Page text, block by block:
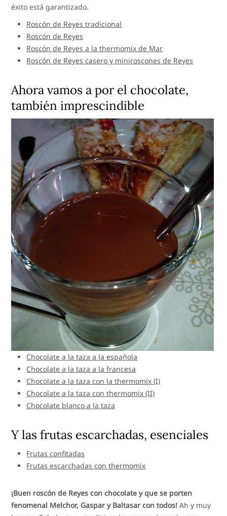
éxito está garantizado.
Roscón de Reyes tradicional
Roscón de Reyes
Roscón de Reyes a la thermomix de Mar
Roscón de Reyes casero y miniroscones de Reyes
Ahora vamos a por el chocolate,
también imprescindible
Chocolate a la taza a la española
Chocolate a la taza a la francesa
Chocolate a la taza con la thermomix (I)
Chocolate a la taza con thermomix (II)
Chocolate blanco a la taza
Y las frutas escarchadas, esenciales
Frutas confitadas
Frutas escarchadas con thermomix
¡Buen roscón de Reyes con chocolate y que se porten
fenomenal Melchor, Gaspar y Baltasar con todos! Ah y muy